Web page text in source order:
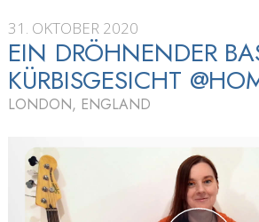
31. OKTOBER 2020
EIN DRÖHNENDER
KÜRBISGESICHT
LONDON, ENGLAND